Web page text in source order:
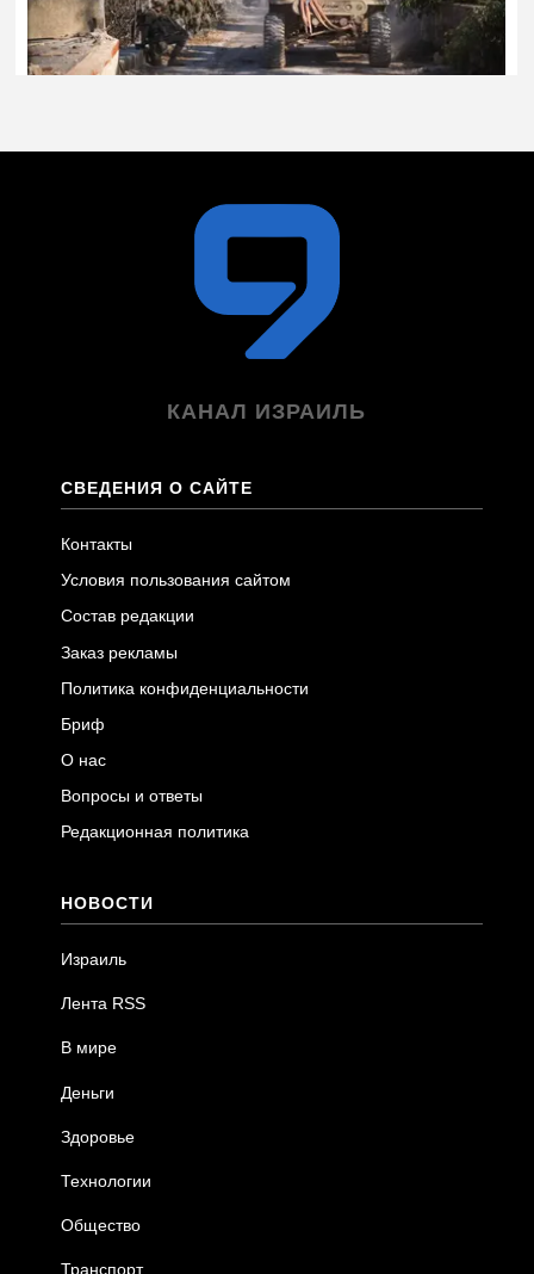
КАНАЛ ИЗРАИЛЬ
СВЕДЕНИЯ О САЙТЕ
Контакты
Условия пользования сайтом
Состав редакции
Заказ рекламы
Политика конфиденциальности
Бриф
О нас
Вопросы и ответы
Редакционная политика
НОВОСТИ
Израиль
Лента RSS
В мире
Деньги
Здоровье
Технологии
Общество
Транспорт